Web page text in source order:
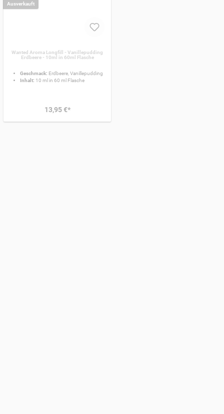
Ausverkauft
Wanted Aroma Longfill - Vanillepudding
Erdbeere - 10ml in 60ml Flasche
Geschmack: Erdbeere, Vanillepudding
Inhalt: 10 ml in 60 ml Flasche
13,95 €*